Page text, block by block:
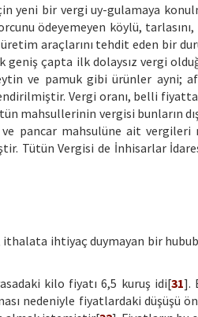
yeni bir vergi uy-gulamaya
ödeyemeyen köylü,
araçlarını tehdit eden bir
geniş çapta ilk dolaysız vergi
ve pamuk gibi ürünler ayni;
Vergi oranı, belli
mahsullerinin vergisi bunların
pancar mahsulüne ait vergileri
Tütün Vergisi de İnhisarlar
ihtiyaç duymayan bir
kilo fiyatı 6,5 kuruş idi[31].
nedeniyle fiyatlardaki düşüşü